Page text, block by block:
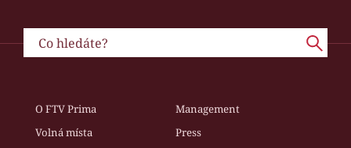
O FTV Prima
Management
Volná místa
Press